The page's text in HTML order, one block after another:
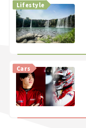
Lifestyle
Cars